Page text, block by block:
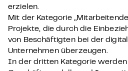
erzielen.
Mit der Kategorie
Projekte, die durch die
von Beschäftigten bei der
Unternehmen überzeugen.
In der dritten Kategorie werden